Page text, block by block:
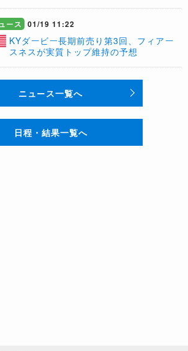
ース 01/19 11:22
KYダービー長期前売り第3回、フィアー
スネスが実質トップ維持の予想
ニュース一覧へ
日程・結果一覧へ